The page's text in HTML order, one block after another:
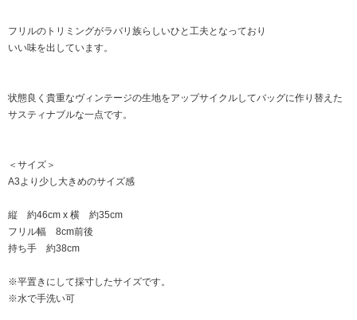
フリルのトリミングがラバリ族らしいひと工夫となっており
いい味を出しています。
状態良く貴重なヴィンテージの生地をアップサイクルしてバッグに作り替えた
サスティナブルな一点です。
＜サイズ＞
A3より少し大きめのサイズ感
縦 約46cm x 横 約35cm
フリル幅 8cm前後
持ち手 約38cm
※平置きにして採寸したサイズです。
※水で手洗い可